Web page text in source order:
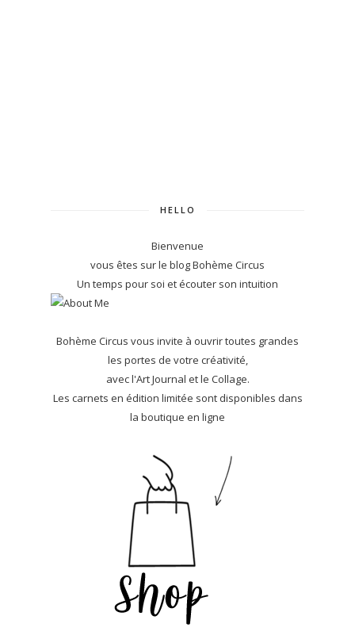
HELLO
Bienvenue
vous êtes sur le blog Bohème Circus
Un temps pour soi et écouter son intuition
Bohème Circus vous invite à ouvrir toutes grandes
les portes de votre créativité,
avec l'Art Journal et le Collage.
Les carnets en édition limitée sont disponibles dans
la boutique en ligne